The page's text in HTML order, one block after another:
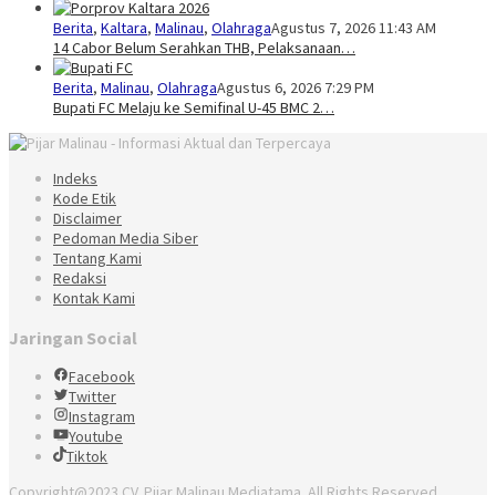
Berita, Kaltara, Malinau, OlahragaAgustus 7, 2026 11:43 AM
14 Cabor Belum Serahkan THB, Pelaksanaan…
Berita, Malinau, OlahragaAgustus 6, 2026 7:29 PM
Bupati FC Melaju ke Semifinal U-45 BMC 2…
Indeks
Kode Etik
Disclaimer
Pedoman Media Siber
Tentang Kami
Redaksi
Kontak Kami
Jaringan Social
Facebook
Twitter
Instagram
Youtube
Tiktok